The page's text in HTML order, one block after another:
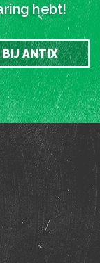
hebt!
BIJ ANTIX